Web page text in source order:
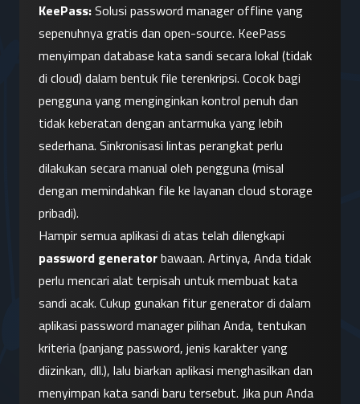
KeePass: Solusi password manager offline yang
sepenuhnya gratis dan open-source. KeePass
menyimpan database kata sandi secara lokal (tidak
di cloud) dalam bentuk file terenkripsi. Cocok bagi
pengguna yang menginginkan kontrol penuh dan
tidak keberatan dengan antarmuka yang lebih
sederhana. Sinkronisasi lintas perangkat perlu
dilakukan secara manual oleh pengguna (misal
dengan memindahkan file ke layanan cloud storage
pribadi).
password generator bawaan. Artinya, Anda tidak
perlu mencari alat terpisah untuk membuat kata
sandi acak. Cukup gunakan fitur generator di dalam
aplikasi password manager pilihan Anda, tentukan
kriteria (panjang password, jenis karakter yang
diizinkan, dll.), lalu biarkan aplikasi menghasilkan dan
menyimpan kata sandi baru tersebut. Jika pun Anda